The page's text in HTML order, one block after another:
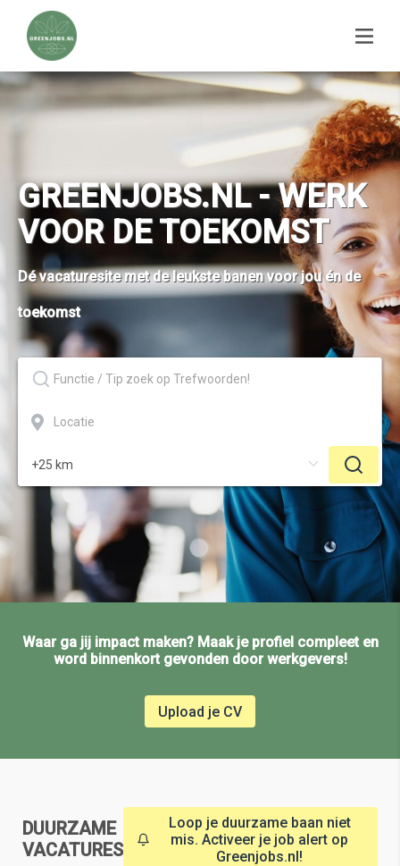
GREENJOBS.NL - WERK
VOOR DE TOEKOMST
Dé vacaturesite met de leukste banen voor jou én de
toekomst
Waar ga jij impact maken? Maak je profiel compleet en
word binnenkort gevonden door werkgevers!
Upload je CV
DUURZAME
VACATURES
Loop je duurzame baan niet
mis. Activeer je job alert op
Greenjobs.nl!